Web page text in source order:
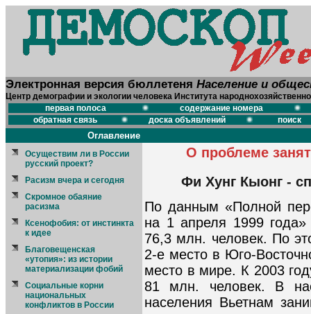
Электронная версия бюллетеня Население и
Центр демографии и экологии человека Института
первая полоса
содержание номера
обратная связь
доска объявлений поиск
Оглавление
Осуществим ли в России
русский проект?
Расизм вчера и сегодня
Скромное обаяние
расизма
Ксенофобия: от инстинкта
к идее
Благовещенская
«утопия»: из истории
материализации фобий
Социальные корни
национальных
конфликтов в России
О проблеме
Фи Хунг Кыонг -
По данным «Полной
на 1 апреля 1999 года»
76,3 млн. человек. По
2-е место в Юго-
место в мире. К 2003
81 млн. человек. В
населения Вьетнам